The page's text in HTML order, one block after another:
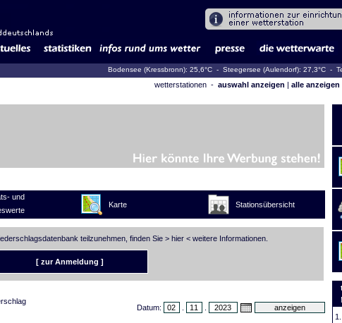
Bodensee (Kressbronn): 25,6°C - Steegersee (Aulendorf): 27,3°C -
wetterstationen - auswahl anzeigen | alle anzeigen
und
Karte Stationsübersicht
teilzunehmen, finden Sie > hier< weitere Informationen.
[ zur Anmeldung ]
Datum:
1.